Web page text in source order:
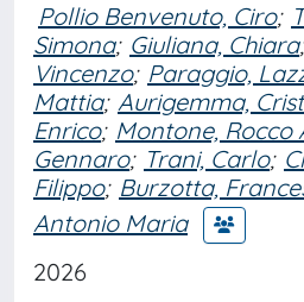
Pollio Benvenuto, Ciro;
Simona; Giuliana, Chiara;
Vincenzo; Paraggio,
Mattia; Aurigemma,
Enrico; Montone, Rocco
Gennaro; Trani, Carlo;
Filippo; Burzotta,
Antonio Maria
2026